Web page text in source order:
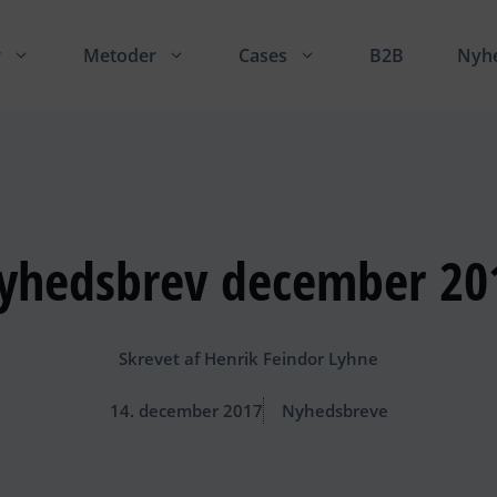
Metoder Cases B2B
december
Skrevet af Henrik Feindor Lyhne
14. december 2017 Nyhedsbreve